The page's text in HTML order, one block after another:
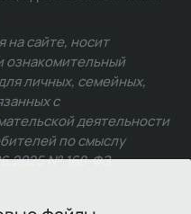
на сайте, носит
ознакомительный
личных, семейных,
с
деятельности
по смыслу
№ 168-ФЗ.